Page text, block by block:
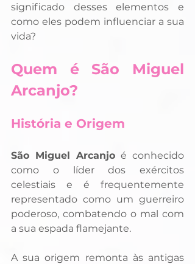
significado desses elementos e
como eles podem influenciar a sua
vida?
Quem é São Miguel
Arcanjo?
História e Origem
São Miguel Arcanjo é conhecido
como o líder dos exércitos
celestiais e é frequentemente
representado como um guerreiro
poderoso, combatendo o mal com
a sua espada flamejante.
A sua origem remonta às antigas